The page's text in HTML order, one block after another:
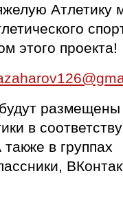
Атлетику
этого проекта!
размещены
в
в группах